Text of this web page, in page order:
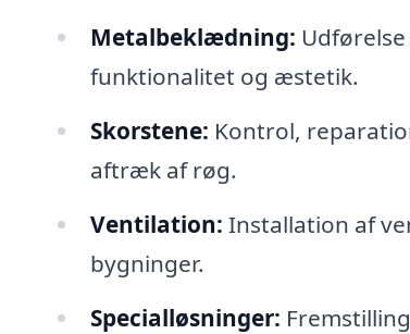
Metalbeklædning:
funktionalitet og æstetik.
Skorstene: Kontrol,
aftræk af røg.
Ventilation: Installation af
bygninger.
Specialløsninger: